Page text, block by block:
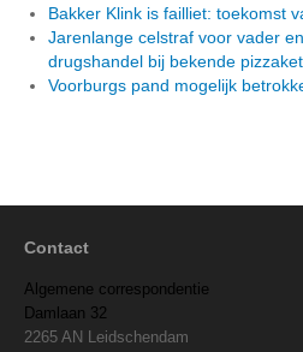
Bakker Klink is failliet: toekomst
Jarenlange celstraf voor vader
drugshandel bij bekende
Voorburgs pand mogelijk
Contact
Algemene correspondentie
Damlaan 32
2265 AN Leidschendam